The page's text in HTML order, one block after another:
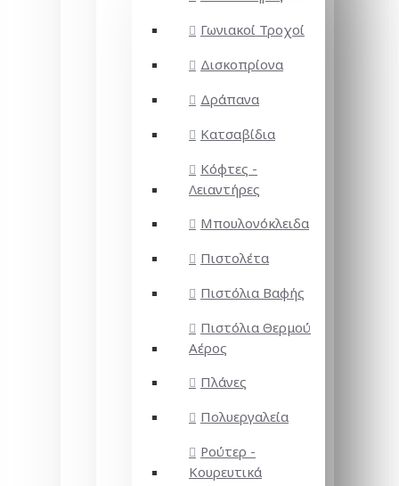
Γωνιακοί Τροχοί
Δισκοπρίονα
Δράπανα
Κατσαβίδια
Κόφτες -
Λειαντήρες
Μπουλονόκλειδα
Πιστολέτα
Πιστόλια Βαφής
Πιστόλια Θερμού
Αέρος
Πλάνες
Πολυεργαλεία
Ρούτερ -
Κουρευτικά